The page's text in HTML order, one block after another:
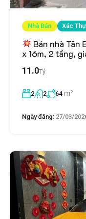
Nhà Bán Xác
Bán nhà Tân
x 16m, 2 tầng,
11.0Tỷ
2 2 64 m²
Ngày đăng: 27/03/